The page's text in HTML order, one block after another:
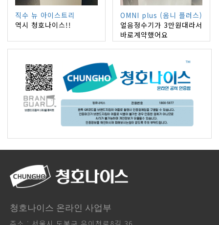
직수 뉴 아이스트리
역시 청호나이스!!
OMNI plus (옴니 플러스)
얼음정수기가 3만원대라서
바로계약했어요
청호나이스 온라인 사업부